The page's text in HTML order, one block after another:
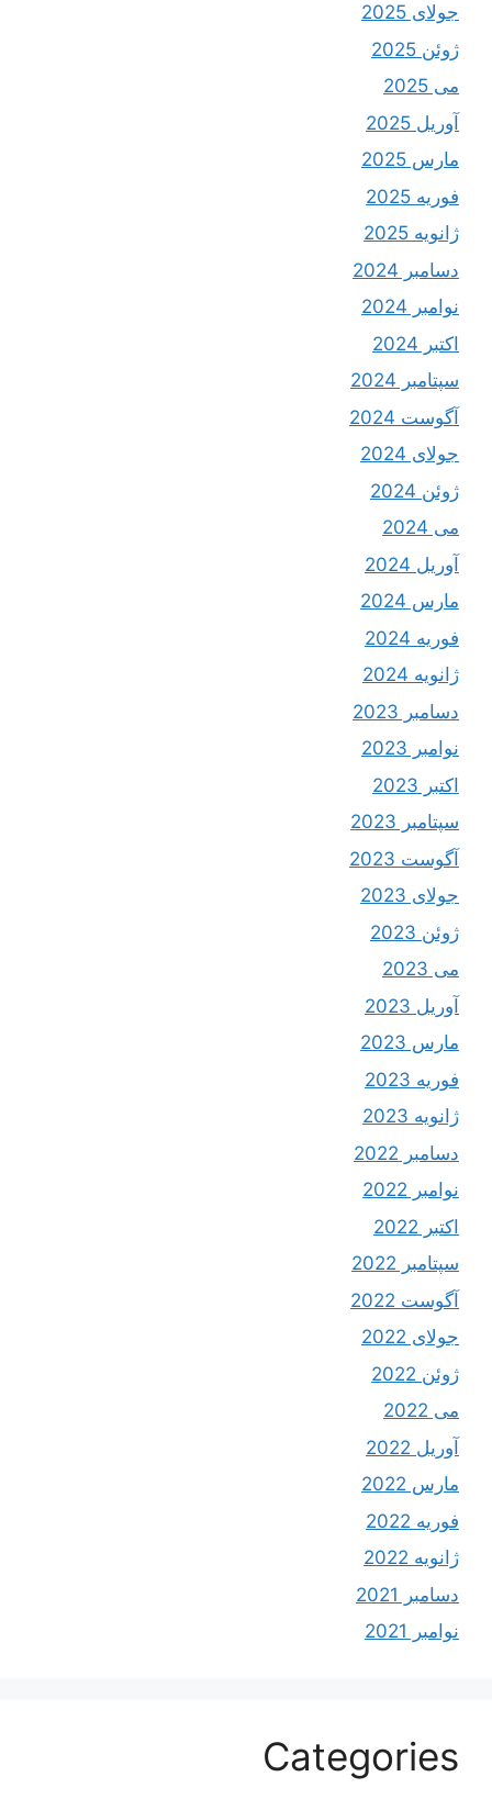
جولای 2025
ژوئن 2025
می 2025
آوریل 2025
مارس 2025
فوریه 2025
ژانویه 2025
دسامبر 2024
نوامبر 2024
اکتبر 2024
سپتامبر 2024
آگوست 2024
جولای 2024
ژوئن 2024
می 2024
آوریل 2024
مارس 2024
فوریه 2024
ژانویه 2024
دسامبر 2023
نوامبر 2023
اکتبر 2023
سپتامبر 2023
آگوست 2023
جولای 2023
ژوئن 2023
می 2023
آوریل 2023
مارس 2023
فوریه 2023
ژانویه 2023
دسامبر 2022
نوامبر 2022
اکتبر 2022
سپتامبر 2022
آگوست 2022
جولای 2022
ژوئن 2022
می 2022
آوریل 2022
مارس 2022
فوریه 2022
ژانویه 2022
دسامبر 2021
نوامبر 2021
Categories